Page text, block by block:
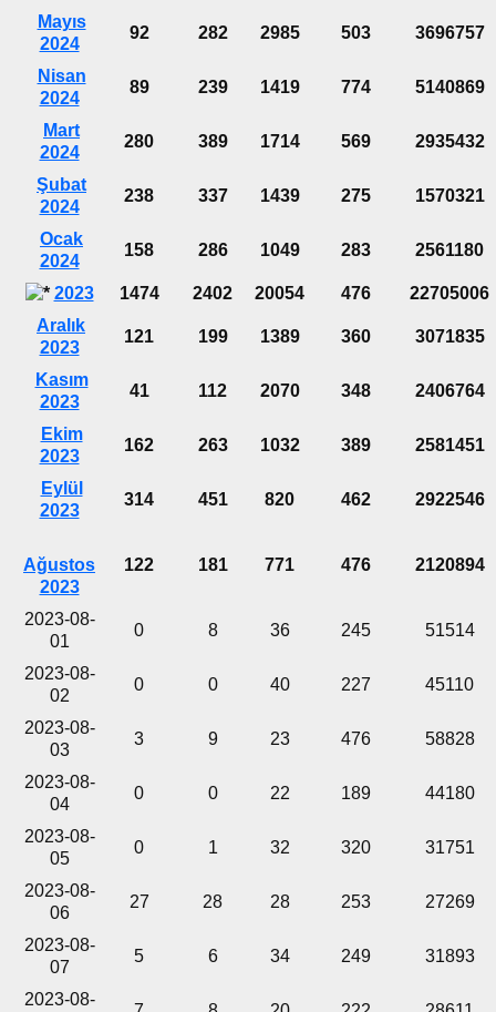
Mayıs
2024
92 282 2985 503 3696757
Nisan
2024
89 239 1419 774 5140869
Mart
2024
280 389 1714 569 2935432
Şubat
2024
238 337 1439 275 1570321
Ocak
2024
158 286 1049 283 2561180
2023 1474 2402 20054 476
22705006
Aralık
2023
121 199 1389 360 3071835
Kasım
2023
41 112 2070 348 2406764
Ekim
2023
162 263 1032 389 2581451
Eylül
2023
314 451 820 462 2922546
Ağustos
2023
122 181 771 476 2120894
2023-08-
01
0 8 36 245 51514
2023-08-
02
0 0 40 227 45110
2023-08-
03
3 9 23 476 58828
2023-08-
04
0 0 22 189 44180
2023-08-
05
0 1 32 320 31751
2023-08-
06
27 28 28 253 27269
2023-08-
07
5 6 34 249 31893
2023-08-